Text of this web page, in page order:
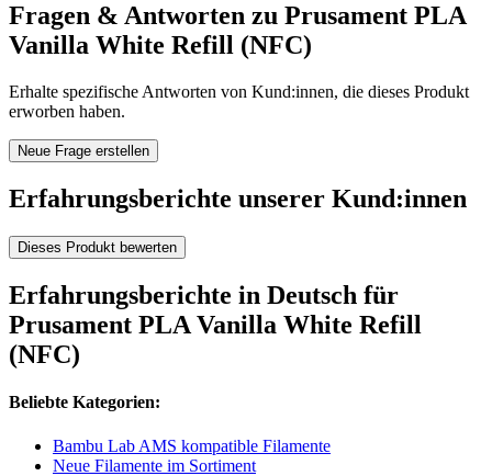
Fragen & Antworten zu Prusament PLA
Vanilla White Refill (NFC)
Erhalte spezifische Antworten von Kund:innen, die dieses Produkt
erworben haben.
Neue Frage erstellen
Erfahrungsberichte unserer Kund:innen
Dieses Produkt bewerten
Erfahrungsberichte in Deutsch für
Prusament PLA Vanilla White Refill
(NFC)
Beliebte Kategorien:
Bambu Lab AMS kompatible Filamente
Neue Filamente im Sortiment